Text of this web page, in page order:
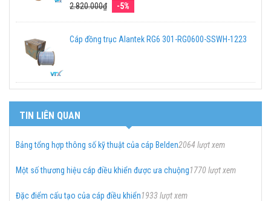
2.820.000₫
-5%
Cáp đồng trục Alantek RG6 301-RG0600-SSWH-1223
TIN LIÊN QUAN
Bảng tổng hợp thông số kỹ thuật của cáp Belden2064 lượt xem
Một số thương hiệu cáp điều khiển được ưa chuộng1770 lượt xem
Đặc điểm cấu tạo của cáp điều khiển1933 lượt xem